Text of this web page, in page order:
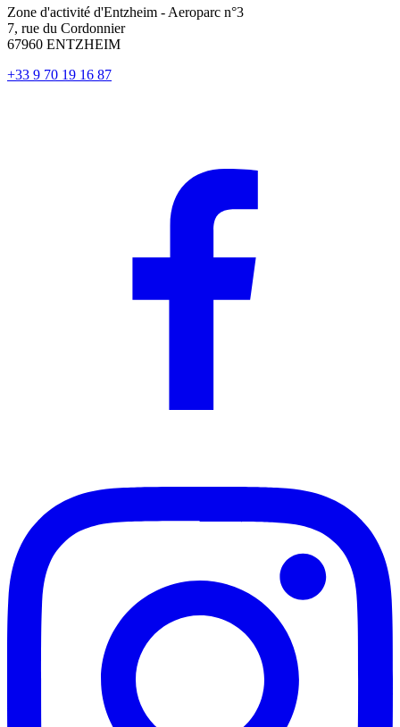
Zone d'activité d'Entzheim - Aeroparc n°3
7, rue du Cordonnier
67960 ENTZHEIM
+33 9 70 19 16 87